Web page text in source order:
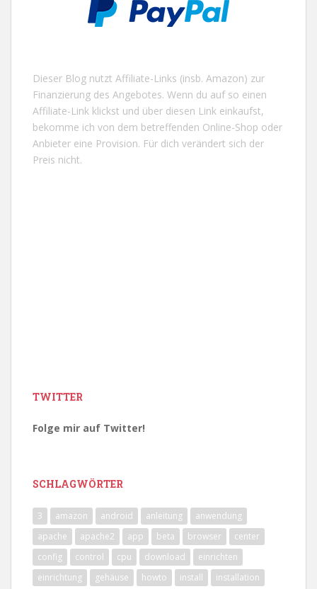
Dieser Blog nutzt Affiliate-Links (insb. Amazon) zur
Finanzierung des Angebotes. Wenn du auf so einen
Affiliate-Link klickst und über diesen Link einkaufst,
bekomme ich von dem betreffenden Online-Shop oder
Anbieter eine Provision. Für dich verändert sich der
Preis nicht.
TWITTER
Folge mir auf Twitter!
SCHLAGWÖRTER
3 amazon android anleitung
anwendung
apache
apache2 app beta browser
center
config
control cpu download
einrichten
einrichtung
gehäuse howto install
installation